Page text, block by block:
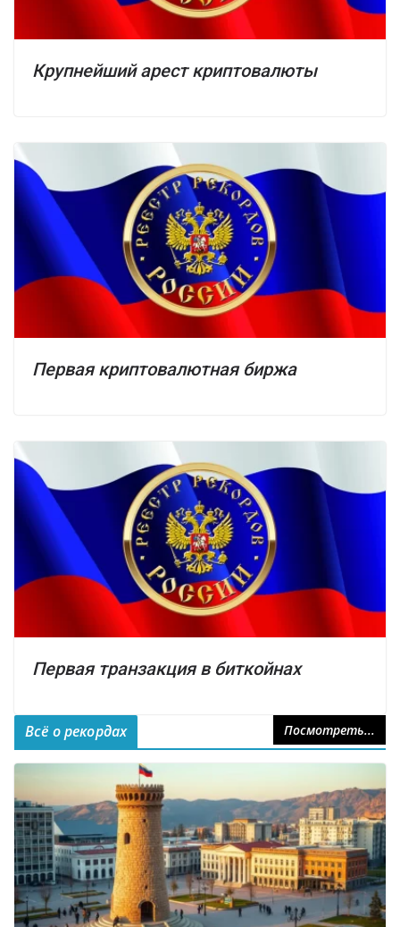
Крупнейший арест криптовалюты
Первая криптовалютная биржа
Первая транзакция в биткойнах
Всё о рекордах Посмотреть...